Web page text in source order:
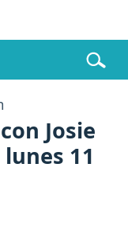
Josie
11